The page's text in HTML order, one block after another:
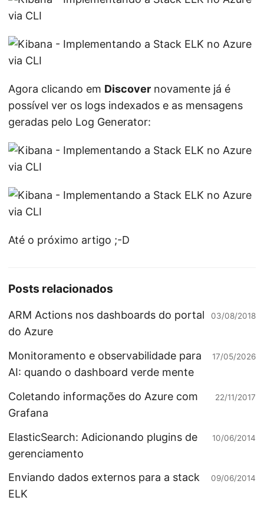
Agora clicando em Discover novamente já é
possível ver os logs indexados e as mensagens
geradas pelo Log Generator:
Até o próximo artigo ;-D
Posts relacionados
ARM Actions nos dashboards do portal
do Azure
03/08/2018
Monitoramento e observabilidade para
AI: quando o dashboard verde mente
17/05/2026
Coletando informações do Azure com
Grafana
22/11/2017
ElasticSearch: Adicionando plugins de
gerenciamento
10/06/2014
Enviando dados externos para a stack
ELK
09/06/2014